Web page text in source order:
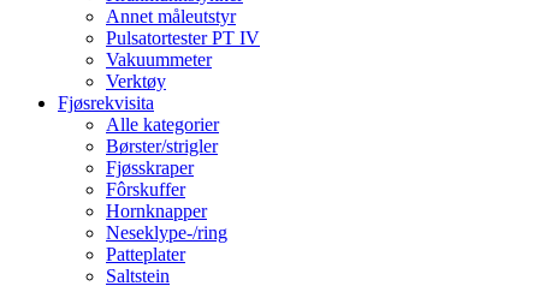
Annet måleutstyr
Pulsatortester PT IV
Vakuummeter
Verktøy
Fjøsrekvisita
Alle kategorier
Børster/strigler
Fjøsskraper
Fôrskuffer
Hornknapper
Neseklype-/ring
Patteplater
Saltstein